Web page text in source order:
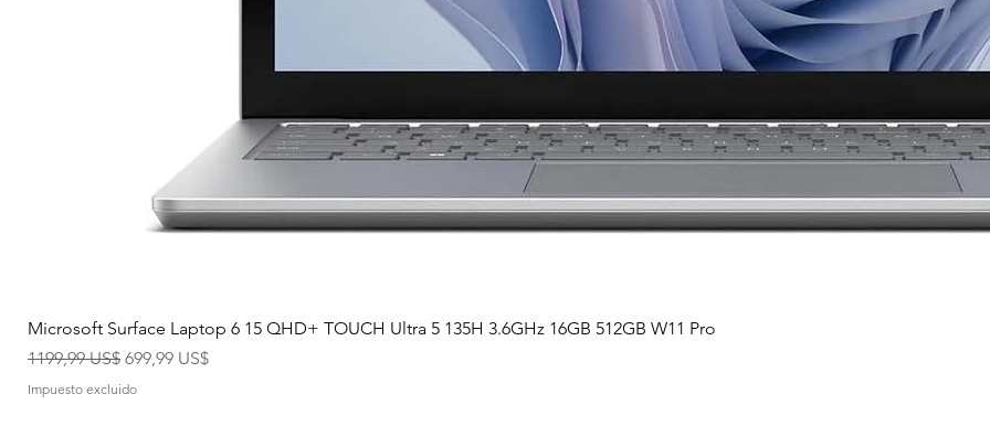
Vista rápida
Microsoft Surface Laptop 6 15 QHD+ TOUCH Ultra 5 135H 3.6GHz 16GB 512GB W11 Pro
Precio
1199,99 US$ Precio de oferta
699,99 US$
Impuesto excluido